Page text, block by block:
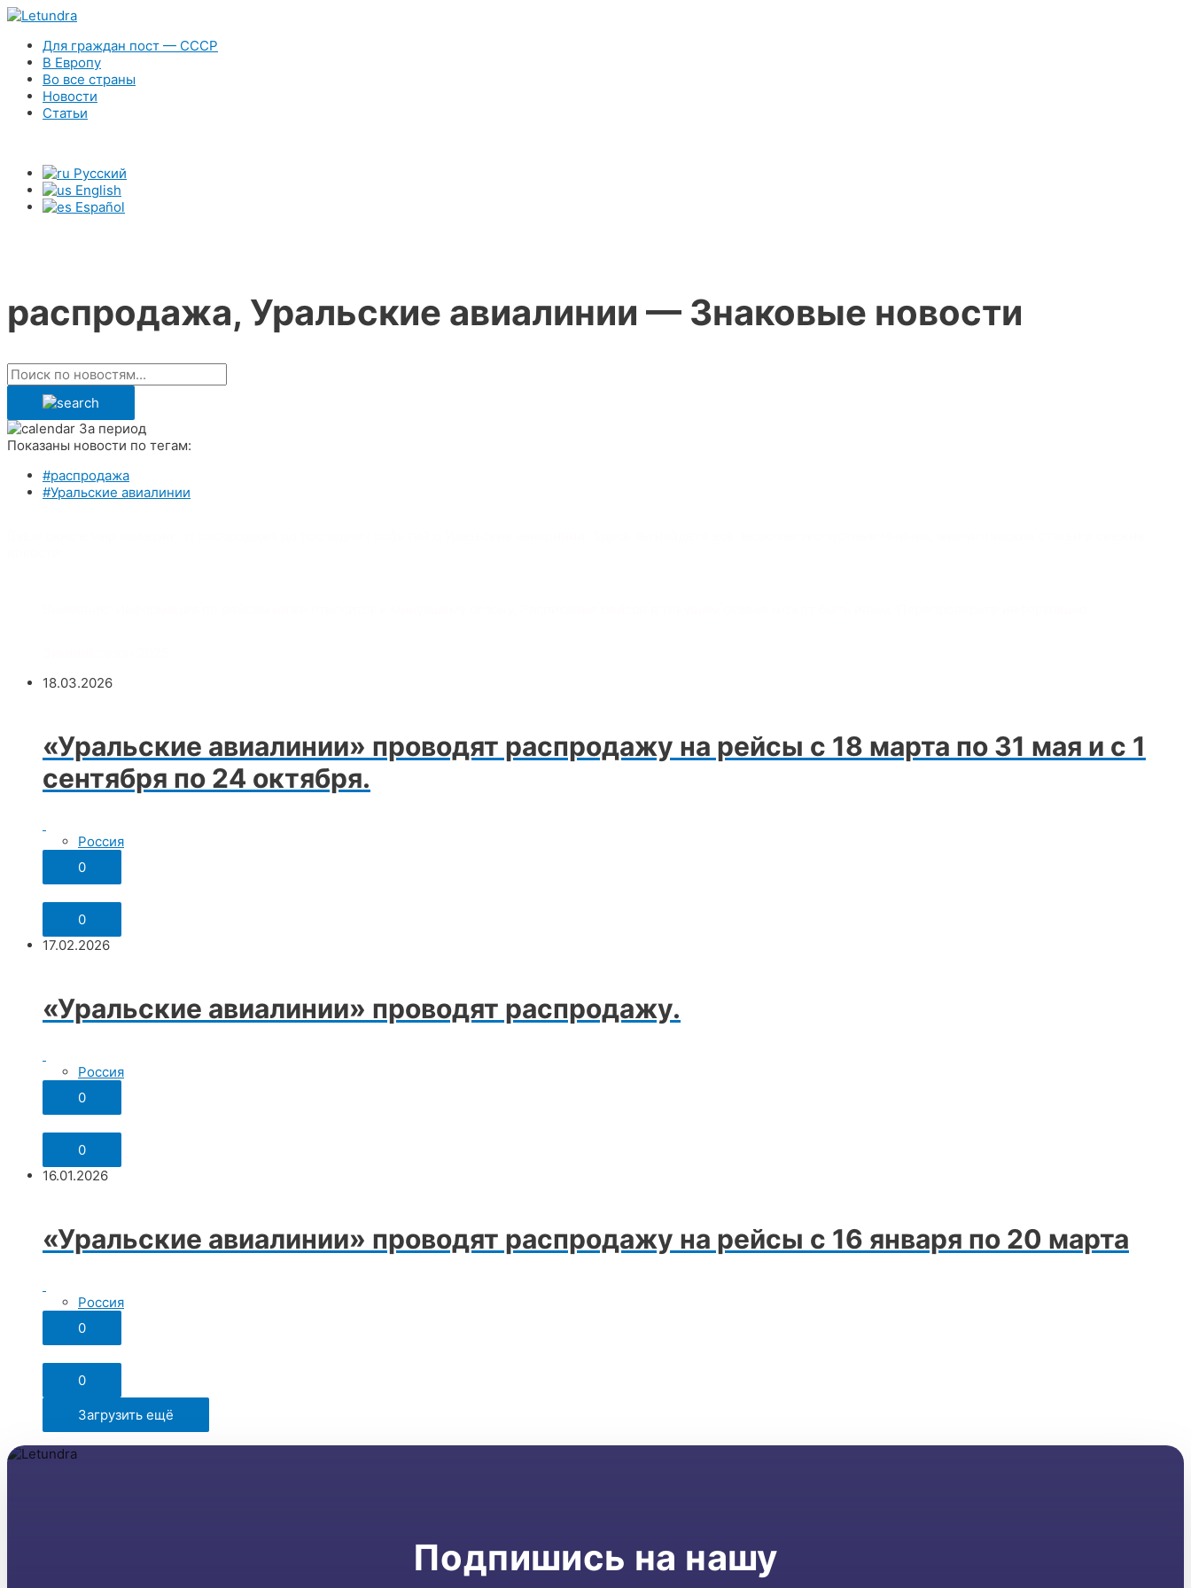
Для граждан пост — СССР
В Европу
Во все страны
Новости
Статьи
Русский
English
Español
распродажа, Уральские авиалинии — Знаковые новости
За период
Показаны новости по тегам:
#распродажа
#Уральские авиалинии
18.03.2026
«Уральские авиалинии» проводят распродажу на рейсы с 18 марта по 31 мая и с 1
сентября по 24 октября.
Россия
0
0
17.02.2026
«Уральские авиалинии» проводят распродажу.
Россия
0
0
16.01.2026
«Уральские авиалинии» проводят распродажу на рейсы с 16 января по 20 марта
Россия
0
0
Загрузить ещё
Подпишись на нашу